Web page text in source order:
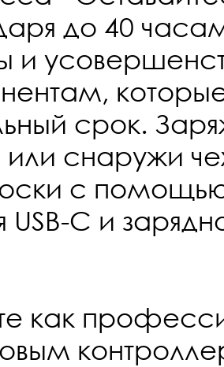
до 40
и
срок.
или снаружи
с
USB-C и
как